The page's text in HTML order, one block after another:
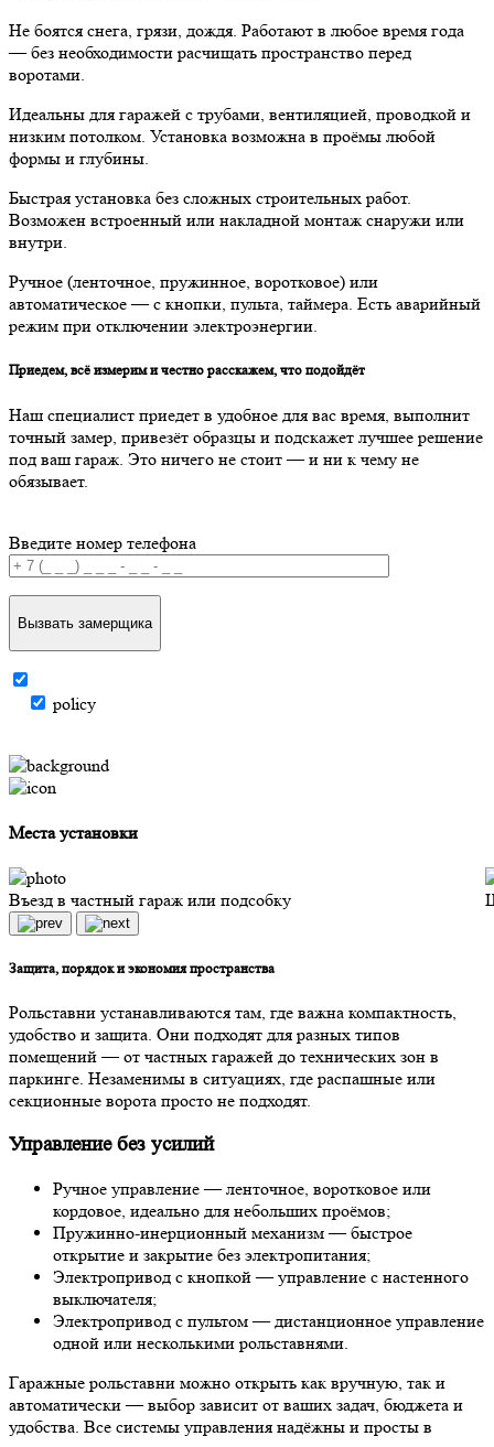
Не боятся снега, грязи, дождя. Работают в любое время года
— без необходимости расчищать пространство перед
воротами.
Идеальны для гаражей с трубами, вентиляцией, проводкой и
низким потолком. Установка возможна в проёмы любой
формы и глубины.
Быстрая установка без сложных строительных работ.
Возможен встроенный или накладной монтаж снаружи или
внутри.
Ручное (ленточное, пружинное, воротковое) или
автоматическое — с кнопки, пульта, таймера. Есть аварийный
режим при отключении электроэнергии.
Приедем, всё измерим и честно расскажем, что подойдёт
Наш специалист приедет в удобное для вас время, выполнит
точный замер, привезёт образцы и подскажет лучшее решение
под ваш гараж. Это ничего не стоит — и ни к чему не
обязывает.
Введите номер телефона
Вызвать замерщика
policy
Места установки
Въезд в частный гараж или подсобку
Защита, порядок и экономия пространства
Рольставни устанавливаются там, где важна компактность,
удобство и защита. Они подходят для разных типов
помещений — от частных гаражей до технических зон в
паркинге. Незаменимы в ситуациях, где распашные или
секционные ворота просто не подходят.
Управление без усилий
Ручное управление — ленточное, воротковое или
кордовое, идеально для небольших проёмов;
Пружинно-инерционный механизм — быстрое
открытие и закрытие без электропитания;
Электропривод с кнопкой — управление с настенного
выключателя;
Электропривод с пультом — дистанционное управление
одной или несколькими рольставнями.
Гаражные рольставни можно открыть как вручную, так и
автоматически — выбор зависит от ваших задач, бюджета и
удобства. Все системы управления надёжны и просты в